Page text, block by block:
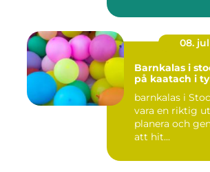
08. jul
Barnkalas i
på kaatach i
barnkalas i
vara en riktig
planera och
att hit...